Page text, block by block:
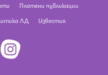
Платени публикации
ЛД Известия